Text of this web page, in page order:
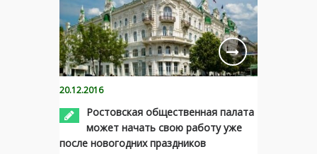
20.12.2016
Ростовская общественная палата
может начать свою работу уже
после новогодних праздников